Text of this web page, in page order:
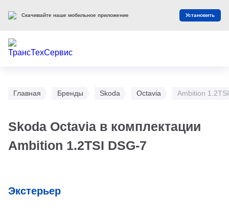
Главная Бренды Skoda Octavia Ambition
Skoda Octavia в комплектации
Ambition 1.2TSI DSG-7
Экстерьер
Скачивайте наше мобильное приложение Установить